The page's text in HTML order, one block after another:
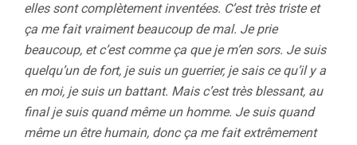
elles sont complètement inventées. C’est très triste et
ça me fait vraiment beaucoup de mal. Je prie
beaucoup, et c’est comme ça que je m’en sors. Je suis
quelqu’un de fort, je suis un guerrier, je sais ce qu’il y a
en moi, je suis un battant. Mais c’est très blessant, au
final je suis quand même un homme. Je suis quand
même un être humain, donc ça me fait extrêmement